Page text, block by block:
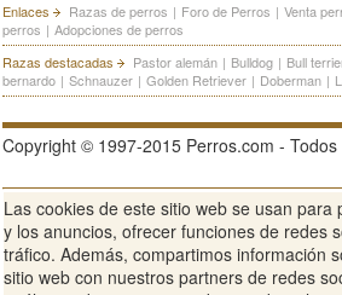
Enlaces Razas de perros | Foro de Perros | Venta
perros | Adopciones de perros
Razas destacadas
Pastor alemán | Bulldog | Bull
bernardo | Schnauzer | Golden Retriever | Doberman |
Copyright © 1997-2015 Perros.com -
Publicidad en Perros.com | Contacte
Ver sitio web
Las cookies de este sitio web se usan para
y los anuncios, ofrecer funciones de redes
tráfico. Además, compartimos información
sitio web con nuestros partners de redes